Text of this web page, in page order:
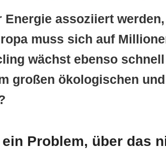
assoziiert
muss sich auf
wächst ebenso
großen ökologischen
Problem, über das